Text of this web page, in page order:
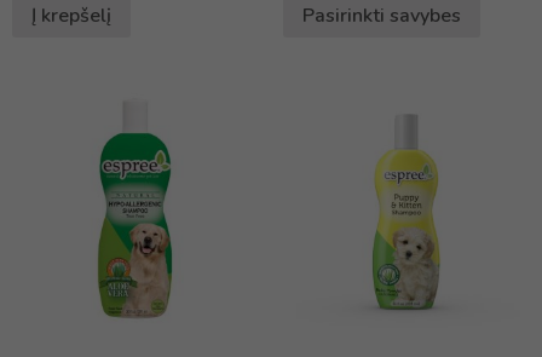
Į krepšelį Pasirinkti savybes